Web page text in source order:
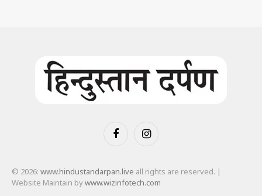
FacebookInstagram
© 2026: www.hindustandarpan.live all rights are reserved. |
Website Maintain bywww.wizinfotech.com